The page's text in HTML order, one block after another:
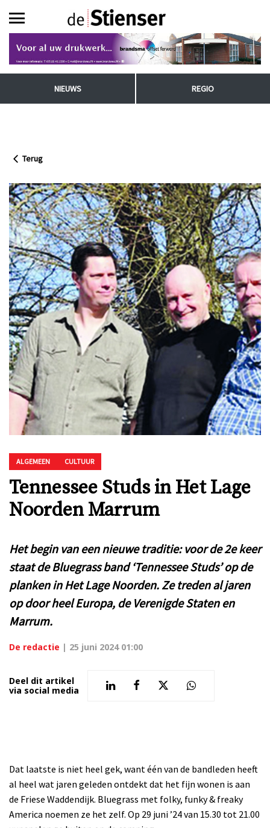
NIEUWS REGIO
Terug
ALGEMEEN CULTUUR
Tennessee Studs in Het Lage
Noorden Marrum
Het begin van een nieuwe traditie: voor de 2e keer
staat de Bluegrass band ‘Tennessee Studs’ op de
planken in Het Lage Noorden. Ze treden al jaren
op door heel Europa, de Verenigde Staten en
Marrum.
De redactie | 25 juni 2024 01:00
Deel dit artikel
via social media
Dat laatste is niet heel gek, want één van de bandleden heeft
al heel wat jaren geleden ontdekt dat het fijn wonen is aan
de Friese Waddendijk. Bluegrass met folky, funky & freaky
America noemen ze het zelf. Op 29 juni ’24 van 15.30 tot 21.00